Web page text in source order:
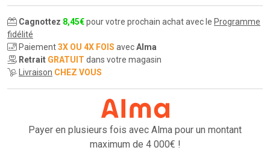
Cagnottez 8,45€pour votre prochain achat avec le Programme
fidélité
Paiement3X OU 4X FOIS avecAlma
Retrait GRATUIT dans votre magasin
Livraison CHEZ VOUS
Payer en plusieurs fois avec Alma pour un montant
maximum de 4 000€ !